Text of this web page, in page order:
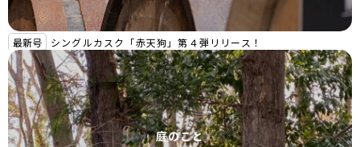
最新号 シングルカスク「赤天狗」第４弾リリース！
庭のこと